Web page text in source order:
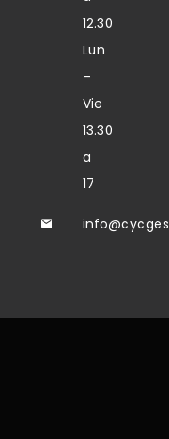
12.30
Lun
–
Vie
13.30
a
17